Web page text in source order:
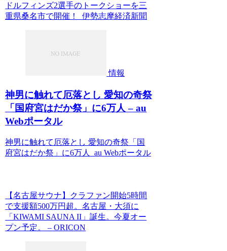
ドルフィンズ2選手のトークショーを三
重県桑名市で開催！ 伊勢志摩経済新聞
情報
神男に触れて厄落とし 愛知の奇祭
「国府宮はだか祭」に6万人 – au
Webポータル
神男に触れて厄落とし 愛知の奇祭「国
府宮はだか祭」に6万人 au Webポータル
【名古屋サウナ】クラファン開始5時間
で支援額500万円超。名古屋・大須に
「KIWAMI SAUNA II」誕生。今夏オー
プン予定。 – ORICON